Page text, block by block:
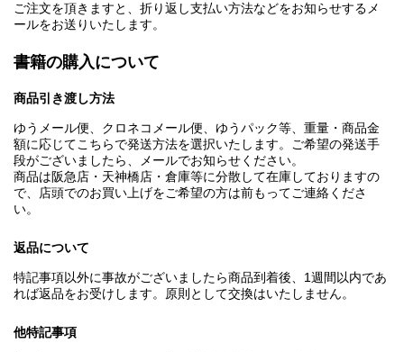
ご注文を頂きますと、折り返し支払い方法などをお知らせするメ
ールをお送りいたします。
書籍の購入について
商品引き渡し方法
ゆうメール便、クロネコメール便、ゆうパック等、重量・商品金
額に応じてこちらで発送方法を選択いたします。ご希望の発送手
段がございましたら、メールでお知らせください。
商品は阪急店・天神橋店・倉庫等に分散して在庫しておりますの
で、店頭でのお買い上げをご希望の方は前もってご連絡くださ
い。
返品について
特記事項以外に事故がございましたら商品到着後、1週間以内であ
れば返品をお受けします。原則として交換はいたしません。
他特記事項